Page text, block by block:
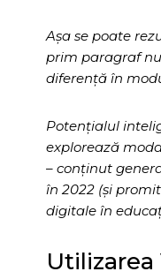
Așa se poate
prim paragraf
diferență în
Potențialul
explorează
– conținut
în 2022 (și
digitale în